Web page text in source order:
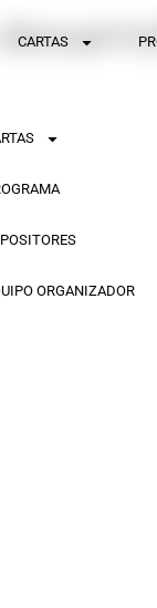
CARTAS
ORGANIZADOR